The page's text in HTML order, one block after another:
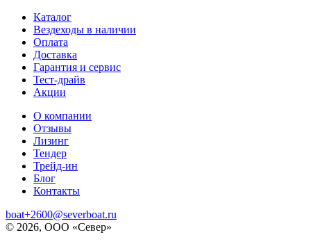
Каталог
Вездеходы в наличии
Оплата
Доставка
Гарантия и сервис
Тест-драйв
Акции
О компании
Отзывы
Лизинг
Тендер
Трейд-ин
Блог
Контакты
boat+2600@severboat.ru
© 2026, ООО «Север»